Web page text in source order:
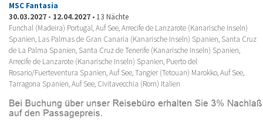
MSC Fantasia
30.03.2027 - 12.04.2027 • 13 Nächte
Funchal (Madeira) Portugal, Auf See, Arrecife de Lanzarote (Kanarische Inseln)
Spanien, Las Palmas de Gran Canaria (Kanarische Inseln) Spanien, Santa Cruz
de La Palma Spanien, Santa Cruz de Tenerife (Kanarische Inseln) Spanien,
Arrecife de Lanzarote (Kanarische Inseln) Spanien, Puerto del
Rosario/Fuerteventura Spanien, Auf See, Tangier (Tetouan) Marokko, Auf See,
Tarragona Spanien, Auf See, Civitavecchia (Rom) Italien